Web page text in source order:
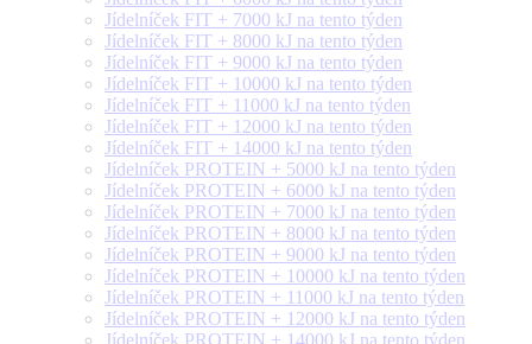
Jídelníček FIT + 7000 kJ na tento týden
Jídelníček FIT + 8000 kJ na tento týden
Jídelníček FIT + 9000 kJ na tento týden
Jídelníček FIT + 10000 kJ na tento týden
Jídelníček FIT + 11000 kJ na tento týden
Jídelníček FIT + 12000 kJ na tento týden
Jídelníček FIT + 14000 kJ na tento týden
Jídelníček PROTEIN + 5000 kJ na tento týden
Jídelníček PROTEIN + 6000 kJ na tento týden
Jídelníček PROTEIN + 7000 kJ na tento týden
Jídelníček PROTEIN + 8000 kJ na tento týden
Jídelníček PROTEIN + 9000 kJ na tento týden
Jídelníček PROTEIN + 10000 kJ na tento týden
Jídelníček PROTEIN + 11000 kJ na tento týden
Jídelníček PROTEIN + 12000 kJ na tento týden
Jídelníček PROTEIN + 14000 kJ na tento týden